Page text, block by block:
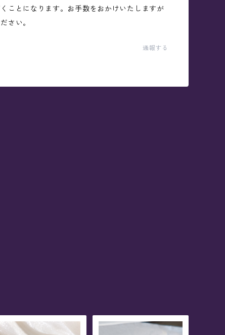
ことになります。お手数をおかけいたしますが
さい。
通報する